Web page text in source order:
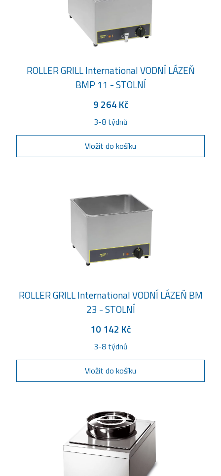
ROLLER GRILL International VODNÍ LÁZEŇ
BMP 11 - STOLNÍ
9 264 Kč
3-8 týdnů
Vložit do košíku
ROLLER GRILL International VODNÍ LÁZEŇ BM
23 - STOLNÍ
10 142 Kč
3-8 týdnů
Vložit do košíku